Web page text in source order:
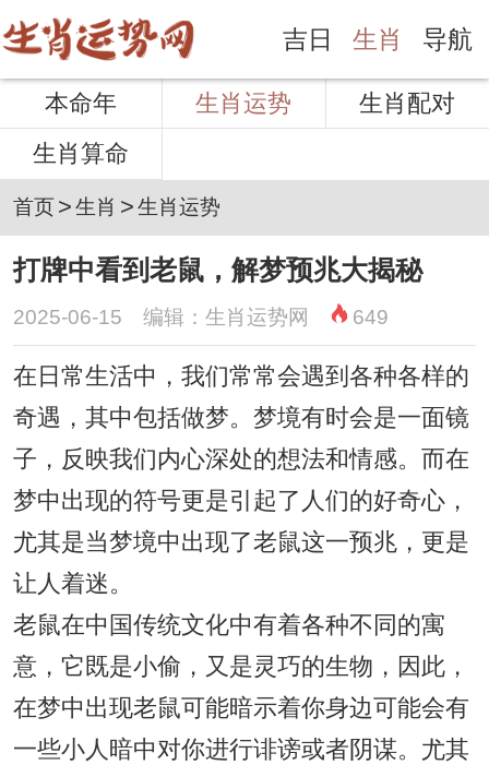
吉日 生肖 导航
本命年 生肖运势
生肖配对
生肖算命
首页>生肖 >生肖运势
打牌中看到老鼠，解梦预兆大揭秘
2025-06-15 编辑：生肖运势网 649
在日常生活中，我们常常会遇到各种各样的
奇遇，其中包括做梦。梦境有时会是一面镜
子，反映我们内心深处的想法和情感。而在
梦中出现的符号更是引起了人们的好奇心，
尤其是当梦境中出现了老鼠这一预兆，更是
让人着迷。
老鼠在中国传统文化中有着各种不同的寓
意，它既是小偷，又是灵巧的生物，因此，
在梦中出现老鼠可能暗示着你身边可能会有
一些小人暗中对你进行诽谤或者阴谋。尤其